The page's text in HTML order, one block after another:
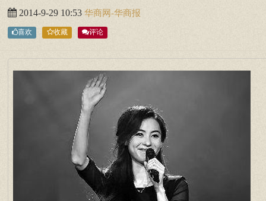
2014-9-29 10:53 华商网-华商报
喜欢 收藏 评论